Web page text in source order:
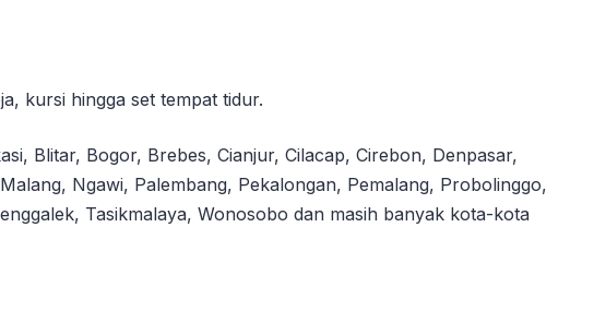
kursi hingga set tempat tidur.
Blitar, Bogor, Brebes, Cianjur, Cilacap, Cirebon, Denpasar,
Ngawi, Palembang, Pekalongan, Pemalang, Probolinggo,
Tasikmalaya, Wonosobo dan masih banyak kota-kota